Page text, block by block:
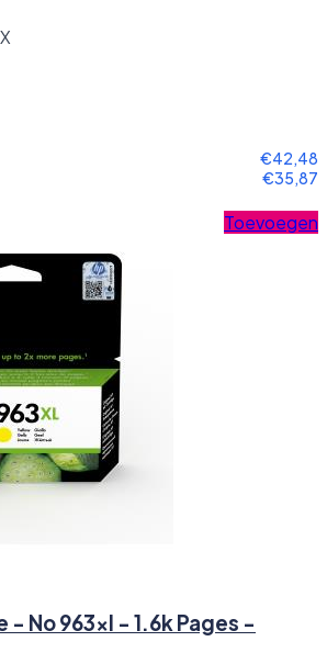
€42,48
€35,87
Toevoegen
- No 963xl - 1.6k Pages -